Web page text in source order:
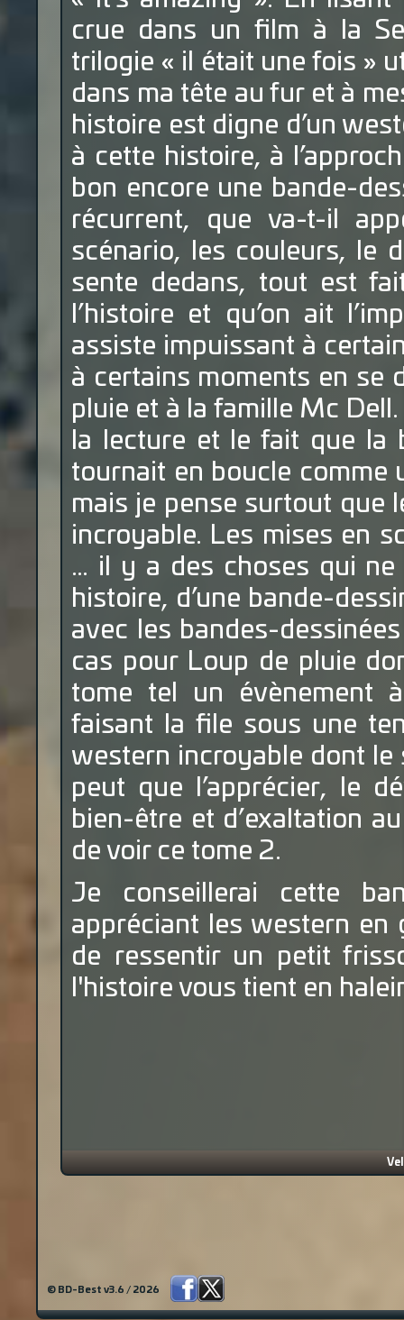
crue dans un film à la
trilogie « il était une fois »
dans ma tête au fur et à
histoire est digne d’un
à cette histoire, à
bon encore une bande-
récurrent, que va-t-il
scénario, les couleurs, le
sente dedans, tout est
l’histoire et qu’on ait
assiste impuissant à
à certains moments en se
pluie et à la famille Mc
la lecture et le fait que la
tournait en boucle comme
mais je pense surtout que
incroyable. Les mises en
… il y a des choses qui ne
histoire, d’une bande-
avec les bandes-
cas pour Loup de pluie
tome tel un évènement
faisant la file sous une
western incroyable dont le
peut que l’apprécier, le
bien-être et d’exaltation
de voir ce tome 2.
Je conseillerai cette
appréciant les western en
de ressentir un petit
l'histoire vous tient en
© BD-Best v3.6 / 2026